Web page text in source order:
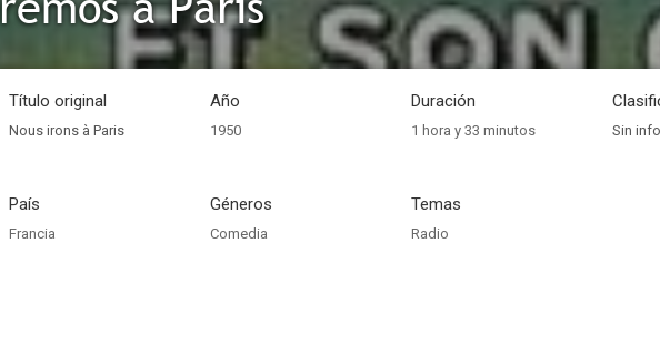
Título original
Nous irons à Paris
Año
1950
Duración
1 hora y 33 minutos Sin
País
Francia
Géneros
Comedia
Temas
Radio